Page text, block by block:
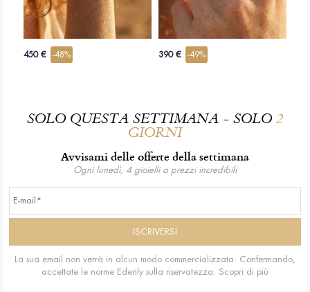
450 € -48% 390 € -49%
SOLO QUESTA SETTIMANA - SOLO2
GIORNI
Avvisami delle offerte della settimana
Ogni lunedì, 4 gioielli a prezzi incredibili
La sua email non verrà in alcun modo commercializzata. Confermando,
accettate le norme Edenly sulla riservatezza. Scopri di più